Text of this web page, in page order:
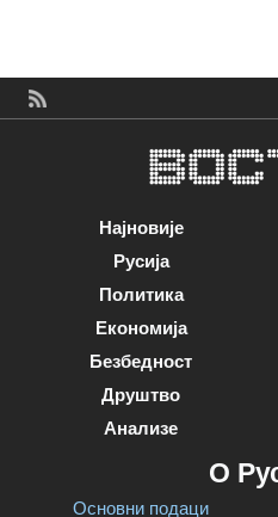
Најновије
Русија
Политика
Економија
Безбедност
Друштво
Анализе
О
Основни подаци